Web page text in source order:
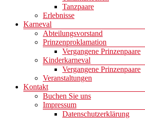
Tanzpaare
Erlebnisse
Karneval
Abteilungsvorstand
Prinzenproklamation
Vergangene Prinzenpaare
Kinderkarneval
Vergangene Prinzenpaare
Veranstaltungen
Kontakt
Buchen Sie uns
Impressum
Datenschutzerklärung